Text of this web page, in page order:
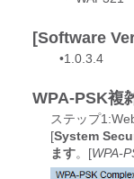
[Software
•1.0.3.4
WPA-PSK複
ステップ
[System
ます。[WPA-